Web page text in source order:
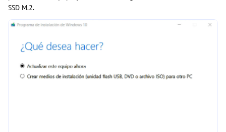
SSD M.2.